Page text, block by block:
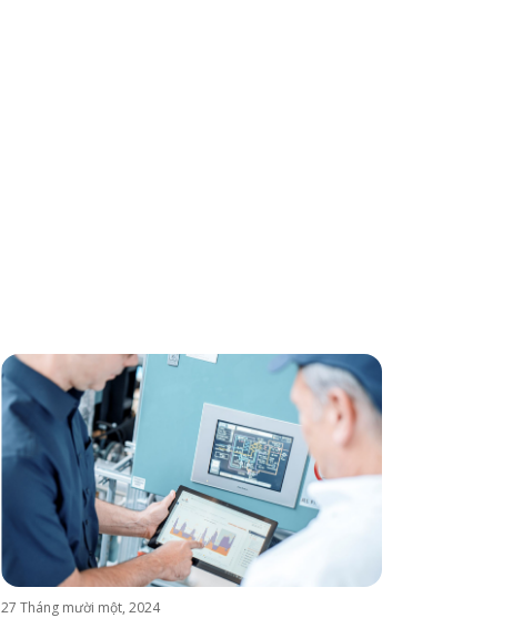
27 Tháng mười một, 2024